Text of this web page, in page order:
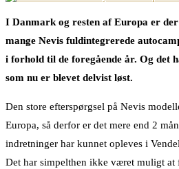
I Danmark og resten af Europa er
mange Nevis fuldintegrerede
i forhold til de foregående år. Og det
som nu er blevet delvist løst.
Den store efterspørgsel på Nevis
Europa, så derfor er det mere end 2
indretninger har kunnet opleves i
Det har simpelthen ikke været muligt at